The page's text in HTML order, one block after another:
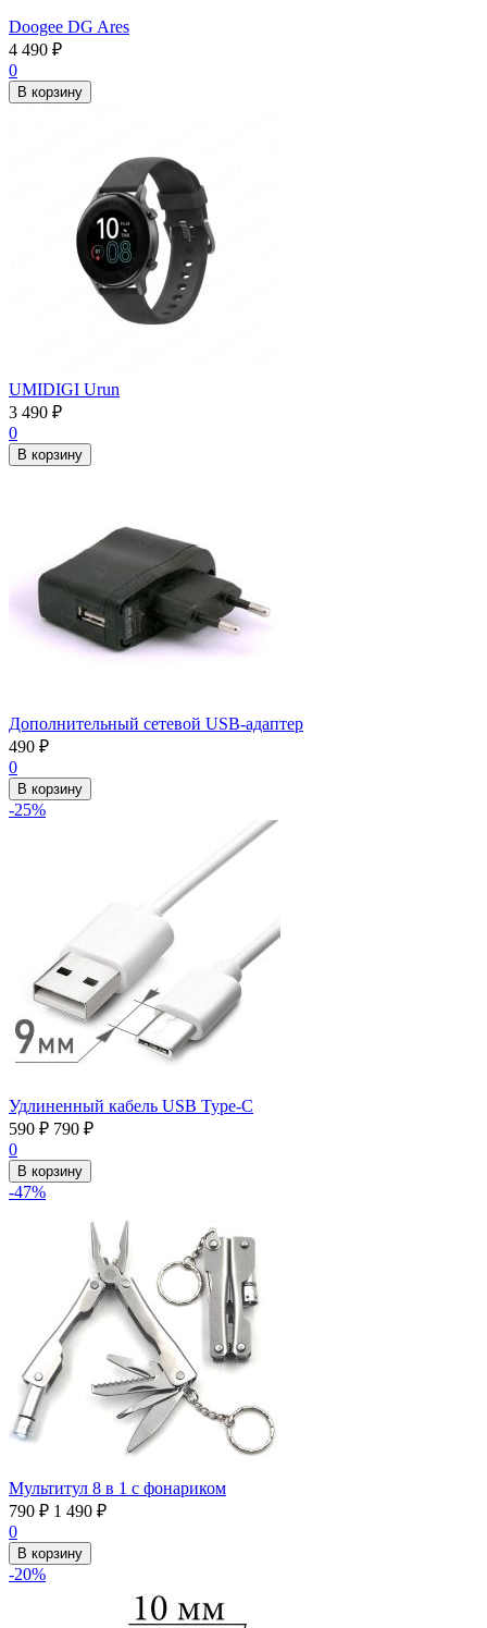
Doogee DG Ares
4 490 ₽
0
В корзину
UMIDIGI Urun
3 490 ₽
0
В корзину
Дополнительный сетевой USB-адаптер
490 ₽
0
В корзину
-25%
Удлиненный кабель USB Type-C
590 ₽ 790 ₽
0
В корзину
-47%
Мультитул 8 в 1 с фонариком
790 ₽ 1 490 ₽
0
В корзину
-20%